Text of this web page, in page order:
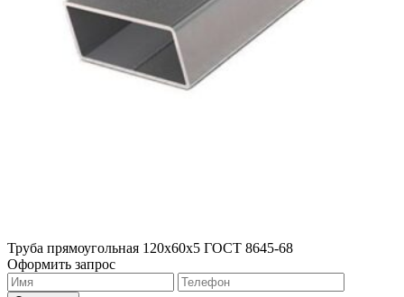
Труба прямоугольная 120х60х5 ГОСТ 8645-68
Оформить запрос